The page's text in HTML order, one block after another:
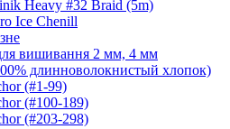
Heavy #32 Braid (5m)
Ice Chenill
вишивання 2 мм, 4 мм
длинноволокнистый хлопок)
(#1-99)
(#100-189)
(#203-298)